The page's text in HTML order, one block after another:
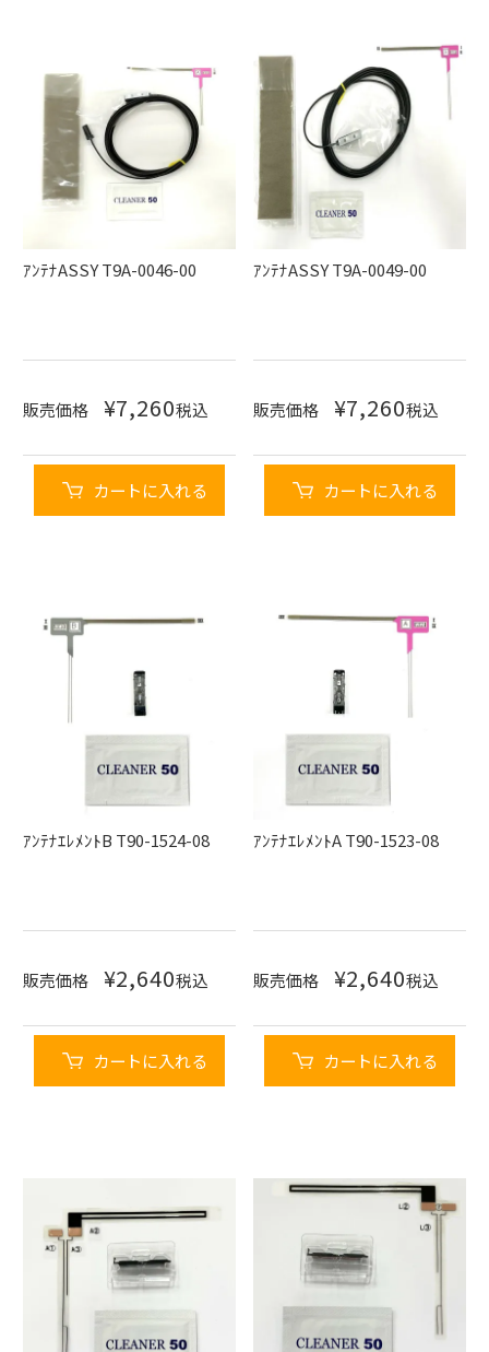
ｱﾝﾃﾅASSY T9A-0046-00
販売価格 ¥7,260税込
カートに入れる
ｱﾝﾃﾅASSY T9A-0049-00
販売価格 ¥7,260税込
カートに入れる
ｱﾝﾃﾅｴﾚﾒﾝﾄB T90-1524-08
販売価格 ¥2,640税込
カートに入れる
ｱﾝﾃﾅｴﾚﾒﾝﾄA T90-1523-08
販売価格 ¥2,640税込
カートに入れる